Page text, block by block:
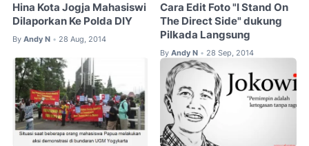
Hina Kota Jogja Mahasiswi
Dilaporkan Ke Polda DIY
By Andy N • 28 Aug, 2014
Cara Edit Foto "I Stand On
The Direct Side" dukung
Pilkada Langsung
By Andy N • 28 Sep, 2014